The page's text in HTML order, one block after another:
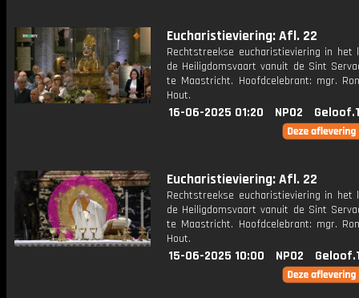
Eucharistieviering: Afl. 22
Rechtstreekse eucharistieviering in het
de Heiligdomsvaart vanuit de Sint
te Maastricht. Hoofdcelebrant: mgr.
Hout.
16-06-2025 01:20 NPO2
Eucharistieviering: Afl. 22
Rechtstreekse eucharistieviering in het
de Heiligdomsvaart vanuit de Sint
te Maastricht. Hoofdcelebrant: mgr.
Hout.
15-06-2025 10:00 NPO2